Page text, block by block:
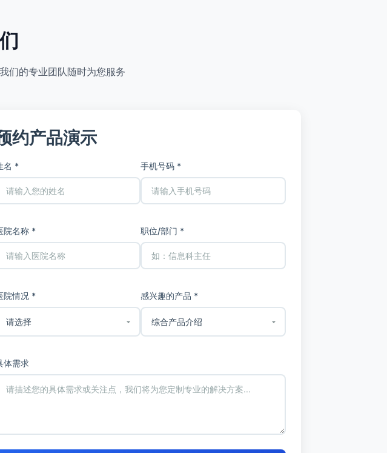
们的专业团队随时为您服务
约产品演示
名 * 手机号码 *
院名称 * 职位/部门 *
院情况 * 感兴趣的产品 *
体需求